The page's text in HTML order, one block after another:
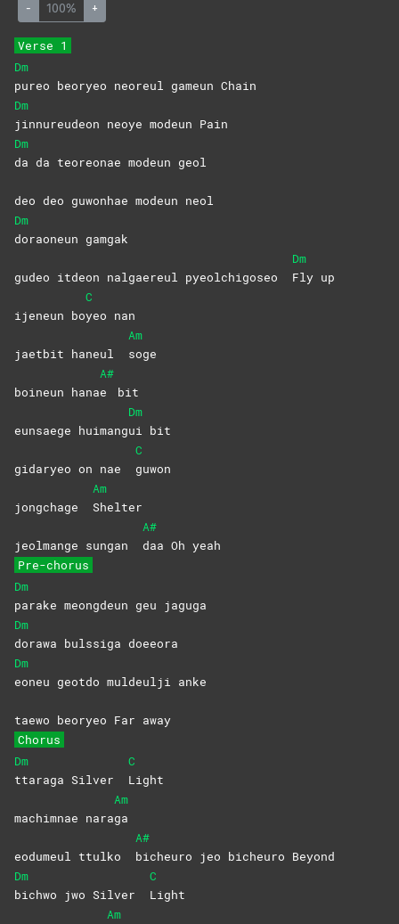
- 100% +
Verse 1
Dm
pureo beoryeo neoreul gameun Chain
Dm
jinnureudeon neoye modeun Pain
Dm
da da teoreonae modeun geol
deo deo guwonhae modeun neol
Dm
doraoneun gamgak
gudeo itdeon nalgaereul pyeolchigoseo
Dm
Fly up
ijeneun bo
C
yeo nan
jaetbit haneul
Am
soge
boineun hana
A#
e
bit
eunsaege huimang
Dm
ui bit
gidaryeo on nae
C
guwon
jongchage
Am
Shelter
jeolmange sungan
A#
daa Oh yeah
Pre-chorus
Dm
parake meongdeun geu jaguga
Dm
dorawa bulssiga doeeora
Dm
eoneu geotdo muldeulji anke
taewo beoryeo Far away
Chorus
Dm
ttaraga Silver
C
Light
machimnae nara
Am
ga
eodumeul ttulko
A#
bicheuro jeo bicheuro Beyond
Dm
bichwo jwo Silver
C
Light
Am